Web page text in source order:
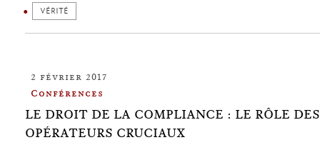
VÉRITÉ
2 février 2017
Conférences
LE DROIT DE LA COMPLIANCE : LE RÔLE DES
OPÉRATEURS CRUCIAUX